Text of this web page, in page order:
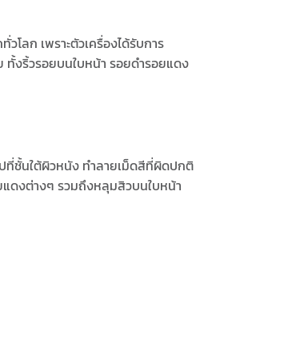
โลก เพราะตัวเครื่องได้รับการ
งริ้วรอยบนใบหน้า รอยดำรอยแดง
ปที่ชั้นใต้ผิวหนัง ทำลายเม็ดสีที่ผิดปกติ
ดงต่างๆ รวมถึงหลุมสิวบนใบหน้า